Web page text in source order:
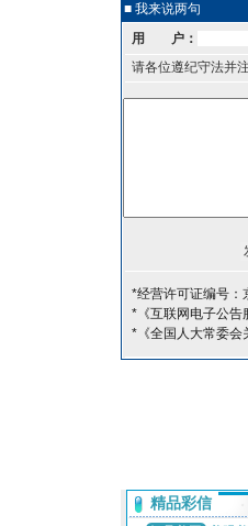
■ 我来说两句
用 户：
请各位遵纪守法并
*经营许可证编号
*《互联网电子公告
*《全国人大常委会